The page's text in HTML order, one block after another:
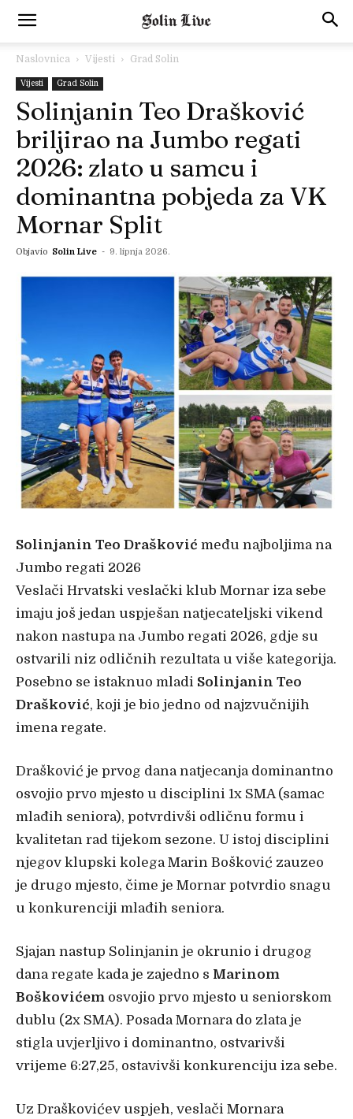
Naslovnica Vijesti Grad Solin
Vijesti Grad Solin
Solinjanin Teo Drašković
briljirao na Jumbo regati
2026: zlato u samcu i
dominantna pobjeda za VK
Mornar Split
Objavio Solin Live - 9. lipnja 2026.
Solinjanin Teo Drašković među najboljima na
Jumbo regati 2026
Veslači Hrvatski veslački klub Mornar iza sebe
imaju još jedan uspješan natjecateljski vikend
nakon nastupa na Jumbo regati 2026, gdje su
ostvarili niz odličnih rezultata u više kategorija.
Posebno se istaknuo mladi Solinjanin Teo
Drašković, koji je bio jedno od najzvučnijih
imena regate.
Drašković je prvog dana natjecanja dominantno
osvojio prvo mjesto u disciplini 1x SMA (samac
mlađih seniora), potvrdivši odličnu formu i
kvalitetan rad tijekom sezone. U istoj disciplini
njegov klupski kolega Marin Bošković zauzeo
je drugo mjesto, čime je Mornar potvrdio snagu
u konkurenciji mlađih seniora.
Sjajan nastup Solinjanin je okrunio i drugog
dana regate kada je zajedno s Marinom
Boškovićem osvojio prvo mjesto u seniorskom
dublu (2x SMA). Posada Mornara do zlata je
stigla uvjerljivo i dominantno, ostvarivši
vrijeme 6:27,25, ostavivši konkurenciju iza sebe.
Uz Draškovićev uspjeh, veslači Mornara